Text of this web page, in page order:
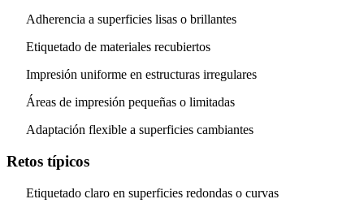
Adherencia a superficies lisas o brillantes
Etiquetado de materiales recubiertos
Impresión uniforme en estructuras irregulares
Áreas de impresión pequeñas o limitadas
Adaptación flexible a superficies cambiantes
Retos típicos
Etiquetado claro en superficies redondas o curvas